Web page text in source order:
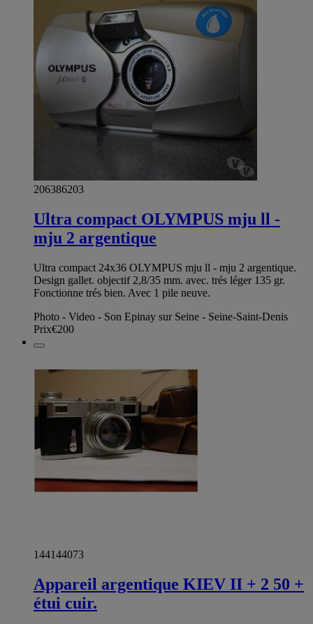
206386203
Ultra compact OLYMPUS mju ll -
mju 2 argentique
Ultra compact 24x36 OLYMPUS mju ll - mju 2 argentique.
Design gallet. objectif 2,8/35 mm. avec. trés léger 135 gr.
Fonctionne trés bien. Avec 1 pile neuve.
Photo - Video - Son Epinay sur Seine - Seine-Saint-Denis
Prix€200
144144073
Appareil argentique KIEV II + 2 50 +
étui cuir.